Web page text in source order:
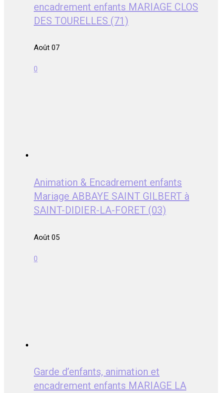
encadrement enfants MARIAGE CLOS
DES TOURELLES (71)
Août 07
0
Animation & Encadrement enfants
Mariage ABBAYE SAINT GILBERT à
SAINT-DIDIER-LA-FORET (03)
Août 05
0
Garde d’enfants, animation et
encadrement enfants MARIAGE LA